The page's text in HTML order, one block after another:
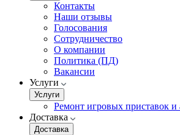
Контакты
Наши отзывы
Голосования
Сотрудничество
О компании
Политика (ПД)
Вакансии
Услуги
Услуги
Ремонт игровых приставок и
Доставка
Доставка